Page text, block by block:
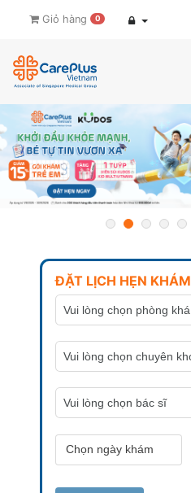
Giỏ hàng 0
ĐẶT LỊCH HẸN KHÁM